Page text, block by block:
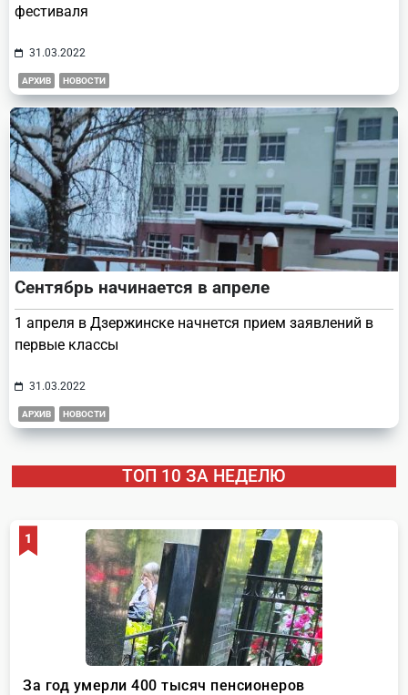
фестиваля
31.03.2022
АРХИВ НОВОСТИ
Сентябрь начинается в апреле
1 апреля в Дзержинске начнется прием заявлений в
первые классы
31.03.2022
АРХИВ НОВОСТИ
ТОП 10 ЗА НЕДЕЛЮ